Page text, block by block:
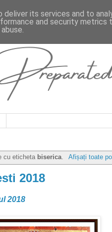
cu eticheta biserica. Afișați toate
2018
2018
its services and to
and security